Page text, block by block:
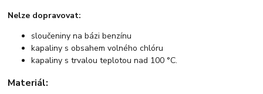
Nelze dopravovat:
sloučeniny na bázi benzínu
kapaliny s obsahem volného chlóru
kapaliny s trvalou teplotou nad 100 °C.
Materiál: